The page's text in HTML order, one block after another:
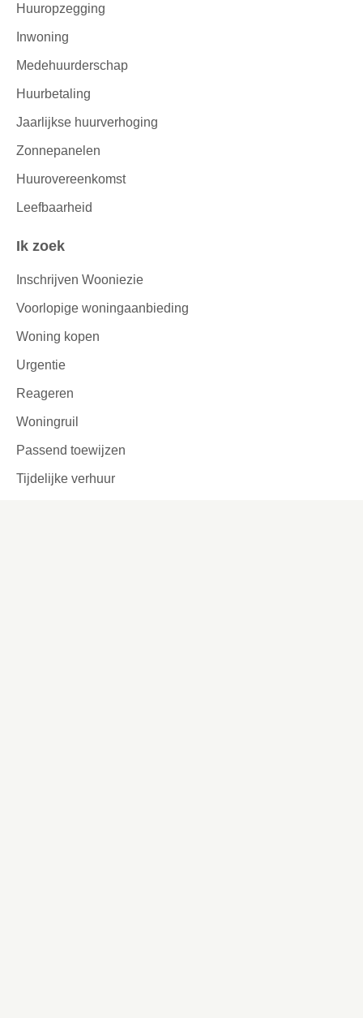
Huuropzegging
Inwoning
Medehuurderschap
Huurbetaling
Jaarlijkse huurverhoging
Zonnepanelen
Huurovereenkomst
Leefbaarheid
Ik zoek
Inschrijven Wooniezie
Voorlopige woningaanbieding
Woning kopen
Urgentie
Reageren
Woningruil
Passend toewijzen
Tijdelijke verhuur